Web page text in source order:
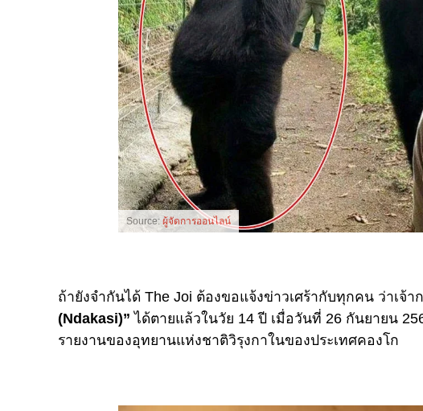
Source: ผู้จัดการออนไลน์
ถ้ายังจำกันได้ The Joi ต้องขอแจ้งข่าวเศร้ากับทุกคน ว่าเจ้
(Ndakasi)” ได้ตายแล้วในวัย 14 ปี เมื่อวันที่ 26 กันยายน
รายงานของอุทยานแห่งชาติวิรุงกาในของประเทศคองโก